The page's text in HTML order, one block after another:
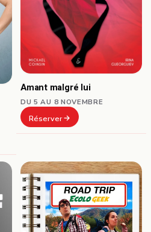
Amant malgré lui
DU 5 AU 8 NOVEMBRE
Réserver